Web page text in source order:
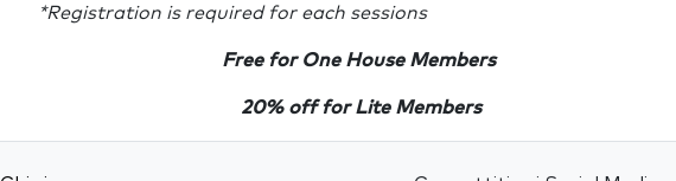
*Registration is required for each sessions
Free for One House Members
20% off for Lite Members